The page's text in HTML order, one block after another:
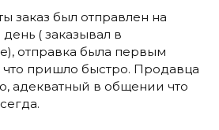
заказ был отправлен на
( заказывал в
отправка была первым
что пришло быстро. Продавца
адекватный в общении что